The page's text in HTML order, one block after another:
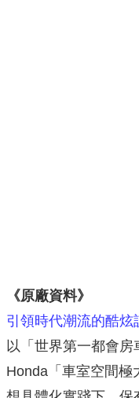
《原廠資料》
引領時代潮流的酷炫
以「世界第一都會
Honda「車室空間極